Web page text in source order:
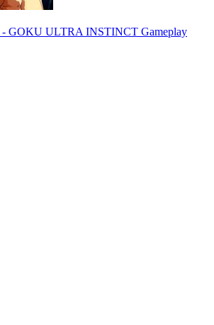
- GOKU ULTRA INSTINCT Gameplay